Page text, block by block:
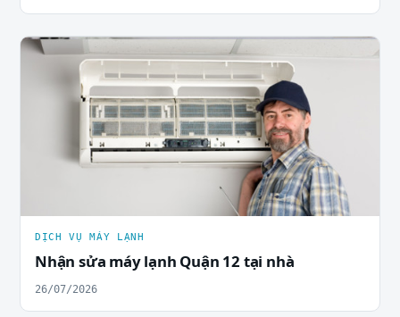
DỊCH VỤ MÁY LẠNH
Nhận sửa máy lạnh Quận 12 tại nhà
26/07/2026